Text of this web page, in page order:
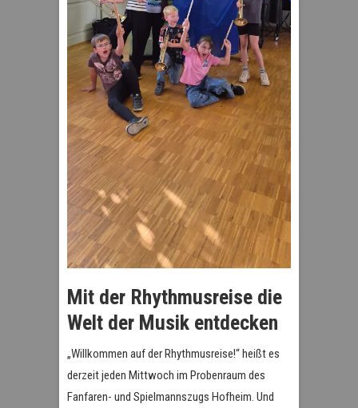
Mit der Rhythmusreise die
Welt der Musik entdecken
„Willkommen auf der Rhythmusreise!“ heißt es
derzeit jeden Mittwoch im Probenraum des
Fanfaren- und Spielmannszugs Hofheim. Und